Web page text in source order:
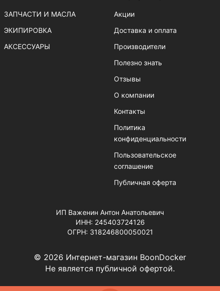
ЗАПЧАСТИ И МАСЛА
ЭКИПИРОВКА
АКСЕССУАРЫ
Акции
Доставка и оплата
Производители
Полезно знать
Отзывы
О компании
Контакты
Политика
конфиденциальности
Пользовательское
соглашение
Публичная оферта
ИП Важенин Антон Анатольевич
ИНН: 245403724126
ОГРН: 318246800050021
© 2026 Интернет-магазин BoonDocker
Не является публичной офертой.